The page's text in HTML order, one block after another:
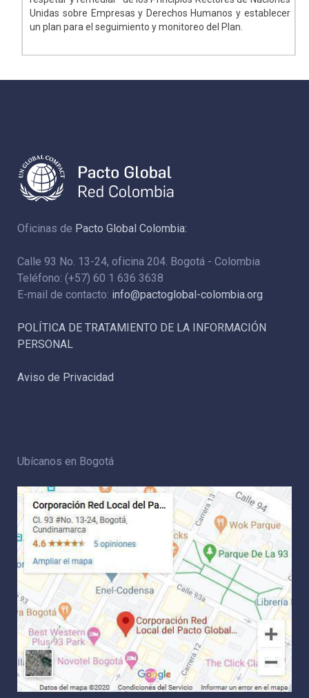
Unidas sobre Empresas y Derechos Humanos y establecer
un plan para el seguimiento y monitoreo del Plan.
Oficinas de Pacto Global Colombia:
Calle 93 No. 13-24, oficina 204. Bogotá - Colombia
Teléfono: (+57) 60 1 636 3638
E-mail de contacto: info@pactoglobal-colombia.org
POLÍTICA DE TRATAMIENTO DE LA INFORMACIÓN
PERSONAL
Aviso de Privacidad
Ubícanos en Bogotá